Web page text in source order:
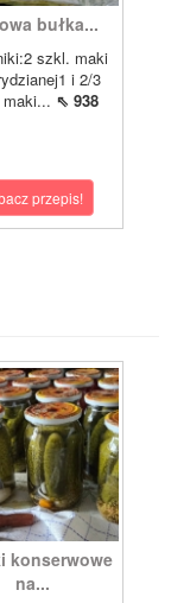
bułka...
szkl. maki
i 2/3
⇖ 938
przepis!
konserwowe
na...